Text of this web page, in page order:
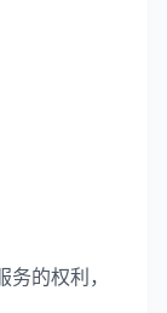
的权利，